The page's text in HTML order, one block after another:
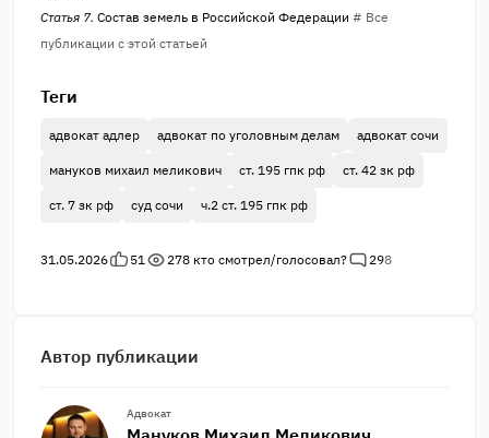
Статья 7. Состав земель в Российской Федерации # Все
публикации с этой статьей
Теги
адвокат адлер адвокат по уголовным делам адвокат сочи
мануков михаил меликович ст. 195 гпк рф ст. 42 зк рф
ст. 7 зк рф суд сочи ч.2 ст. 195 гпк рф
31.05.2026 51 278 кто смотрел/голосовал? 298
Автор публикации
Адвокат